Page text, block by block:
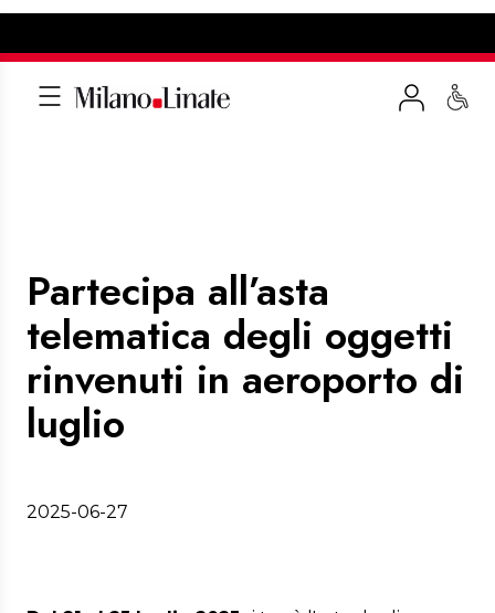
Partecipa all’asta
telematica degli oggetti
rinvenuti in aeroporto di
luglio
2025-06-27